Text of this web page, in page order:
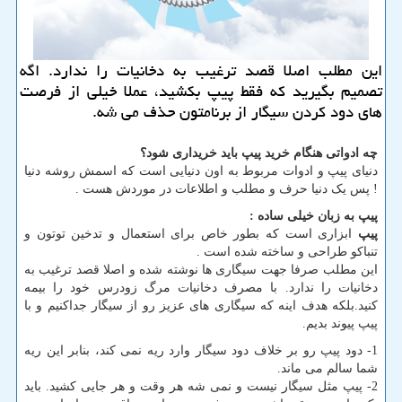
این مطلب اصلا قصد ترغیب به دخانیات را ندارد. اگه
تصمیم بگیرید كه فقط پیپ بكشید، عملا خیلی از فرصت
های دود كردن سیگار از برنامتون حذف می شه.
چه ادواتی هنگام خرید پیپ باید خریداری شود؟
دنیای پیپ و ادوات مربوط به اون دنیایی است که اسمش روشه دنیا
! پس یک دنیا حرف و مطلب و اطلاعات در موردش هست .
پیپ به زبان خیلی ساده :
پیپ ابزاری است که بطور خاص برای استعمال و تدخین توتون و
تنباکو طراحی و ساخته شده است .
این مطلب صرفا جهت سیگاری ها نوشته شده و اصلا قصد ترغیب به
دخانیات را ندارد. با مصرف دخانیات مرگ زودرس خود را بیمه
کنید.بلکه هدف اینه که سیگاری های عزیز رو از سیگار جداکنیم و با
پیپ پیوند بدیم.
1- دود پیپ رو بر خلاف دود سیگار وارد ریه نمی کند، بنابر این ریه
شما سالم می ماند.
2- پیپ مثل سیگار نیست و نمی شه هر وقت و هر جایی کشید. باید